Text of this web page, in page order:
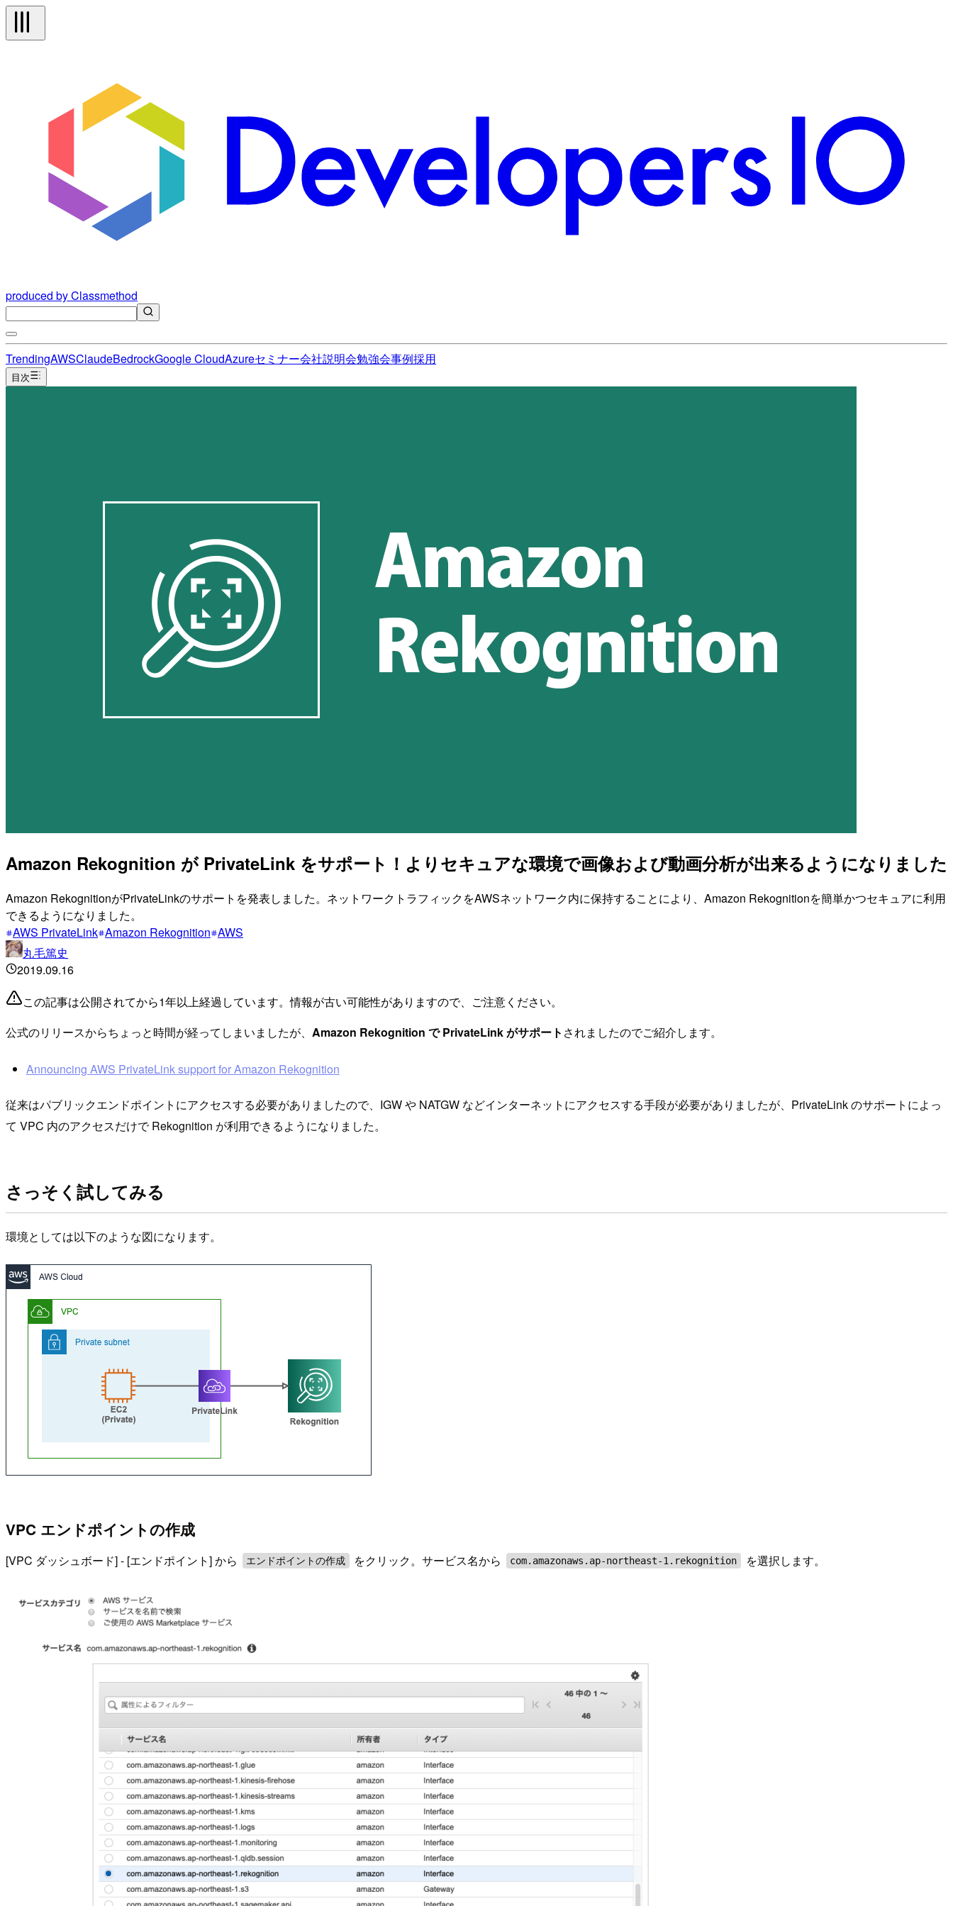
produced by Classmethod
TrendingAWSClaudeBedrockGoogle CloudAzureセミナー会社説明会勉強会事例採用
目次
Amazon Rekognition が PrivateLink をサポート！よりセキュアな環境で画像および動画分析が出来るようになりました
Amazon RekognitionがPrivateLinkのサポートを発表しました。ネットワークトラフィックをAWSネットワーク内に保持することにより、Amazon Rekognitionを簡単かつセキュアに利用
できるようになりました。
AWS PrivateLink Amazon Rekognition AWS
丸毛篤史
2019.09.16
この記事は公開されてから1年以上経過しています。情報が古い可能性がありますので、ご注意ください。
公式のリリースからちょっと時間が経ってしまいましたが、 Amazon Rekognition で PrivateLink がサポート されましたのでご紹介します。
Announcing AWS PrivateLink support for Amazon Rekognition
従来はパブリックエンドポイントにアクセスする必要がありましたので、IGW や NATGW などインターネットにアクセスする手段が必要がありましたが、PrivateLink のサポートによっ
て VPC 内のアクセスだけで Rekognition が利用できるようになりました。
さっそく試してみる
環境としては以下のような図になります。
VPC エンドポイントの作成
[VPC ダッシュボード] - [エンドポイント] から エンドポイントの作成 をクリック。サービス名から com.amazonaws.ap-northeast-1.rekognition を選択します。